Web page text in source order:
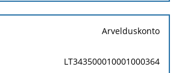
Arvelduskonto
LT343500010001000364